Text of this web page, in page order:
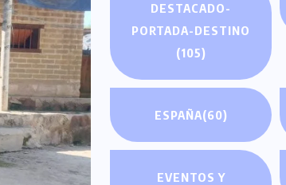
DESTACADO-
PORTADA-DESTINO
(105)
ESPAÑA(60)
EVENTOS Y